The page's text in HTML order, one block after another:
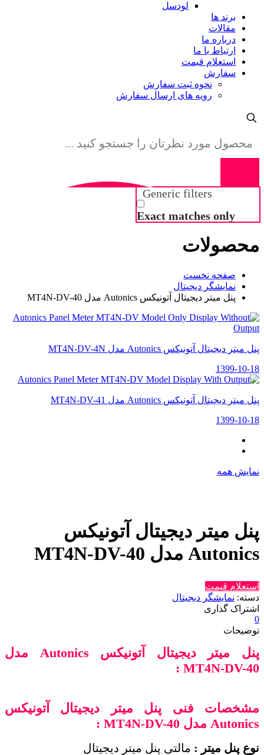
لودسل
برند ها
مقالات
درباره ما
ارتباط با ما
استعلام قیمت
سفارش
نحوه ثبت سفارش
رویه های ارسال سفارش
Generic filters
Exact matches only
محصولات
صفحه نخست
نمایشگر دیجیتال
پنل میتر دیجیتال آتونیکس Autonics مدل MT4N-DV-40
پنل میتر دیجیتال آتونیکس Autonics مدل MT4N-DV-4N
1399-10-18
پنل میتر دیجیتال آتونیکس Autonics مدل MT4N-DV-41
1399-10-18
نمایش همه
پنل میتر دیجیتال آتونیکس
Autonics مدل MT4N-DV-40
استعلام قیمت
دسته: نمایشگر دیجیتال
اشتراک گذاری
0
توضیحات
پنل میتر دیجیتال آتونیکس Autonics مدل
MT4N-DV-40
:
مشخصات فنی پنل میتر دیجیتال آتونیکس
Autonics مدل
MT4N-DV-40
:
نوع پنل میتر : مالتی پنل میتر دیجیتال